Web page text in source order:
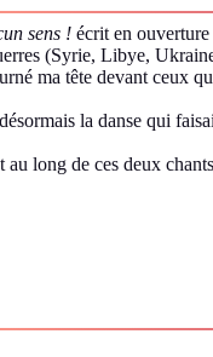
sens ! écrit en
(Syrie, Libye,
ma tête devant
la danse qui
long de ces deux